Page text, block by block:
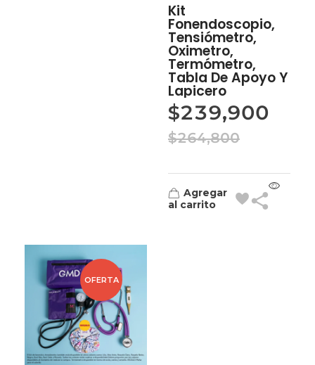
Kit
Fonendoscopio,
Tensiómetro,
Oximetro,
Termómetro,
Tabla De Apoyo Y
Lapicero
$239,900
$264,800
Agregar
al carrito
OFERTA